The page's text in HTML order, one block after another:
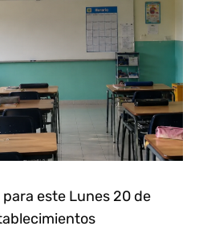
este Lunes 20 de